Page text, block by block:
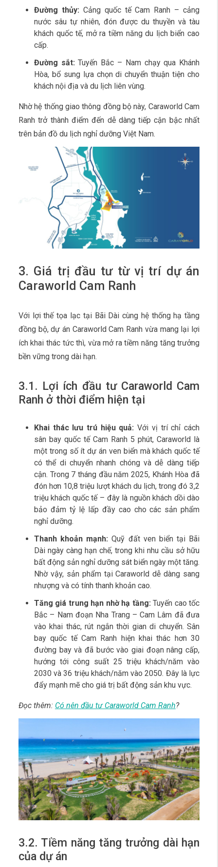
Đường thủy: Cảng quốc tế Cam Ranh – cảng
nước sâu tự nhiên, đón được du thuyền và tàu
khách quốc tế, mở ra tiềm năng du lịch biển cao
cấp.
Đường sắt: Tuyến Bắc – Nam chạy qua Khánh
Hòa, bổ sung lựa chọn di chuyển thuận tiện cho
khách nội địa và du lịch liên vùng.
Nhờ hệ thống giao thông đồng bộ này, Caraworld Cam
Ranh trở thành điểm đến dễ dàng tiếp cận bậc nhất
trên bản đồ du lịch nghỉ dưỡng Việt Nam.
3. Giá trị đầu tư từ vị trí dự án
Caraworld Cam Ranh
Với lợi thế tọa lạc tại Bãi Dài cùng hệ thống hạ tầng
đồng bộ, dự án Caraworld Cam Ranh vừa mang lại lợi
ích khai thác tức thì, vừa mở ra tiềm năng tăng trưởng
bền vững trong dài hạn.
3.1. Lợi ích đầu tư Caraworld Cam
Ranh ở thời điểm hiện tại
Khai thác lưu trú hiệu quả: Với vị trí chỉ cách
sân bay quốc tế Cam Ranh 5 phút, Caraworld là
một trong số ít dự án ven biển mà khách quốc tế
có thể di chuyển nhanh chóng và dễ dàng tiếp
cận. Trong 7 tháng đầu năm 2025, Khánh Hòa đã
đón hơn 10,8 triệu lượt khách du lịch, trong đó 3,2
triệu khách quốc tế – đây là nguồn khách dồi dào
bảo đảm tỷ lệ lấp đầy cao cho các sản phẩm
nghỉ dưỡng.
Thanh khoản mạnh: Quỹ đất ven biển tại Bãi
Dài ngày càng hạn chế, trong khi nhu cầu sở hữu
bất động sản nghỉ dưỡng sát biển ngày một tăng.
Nhờ vậy, sản phẩm tại Caraworld dễ dàng sang
nhượng và có tính thanh khoản cao.
Tăng giá trung hạn nhờ hạ tầng: Tuyến cao tốc
Bắc – Nam đoạn Nha Trang – Cam Lâm đã đưa
vào khai thác, rút ngắn thời gian di chuyển. Sân
bay quốc tế Cam Ranh hiện khai thác hơn 30
đường bay và đã bước vào giai đoạn nâng cấp,
hướng tới công suất 25 triệu khách/năm vào
2030 và 36 triệu khách/năm vào 2050. Đây là lực
đẩy mạnh mẽ cho giá trị bất động sản khu vực.
Đọc thêm: Có nên đầu tư Caraworld Cam Ranh?
3.2. Tiềm năng tăng trưởng dài hạn
của dự án